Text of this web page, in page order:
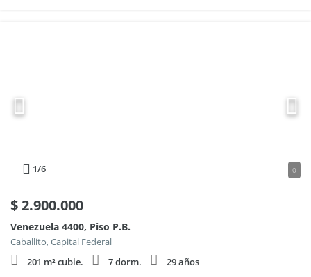
1/6 0
$2.900.000
Venezuela 4400, Piso P.B.
Caballito, Capital Federal
201 m² cubie.
7 dorm.
29 años